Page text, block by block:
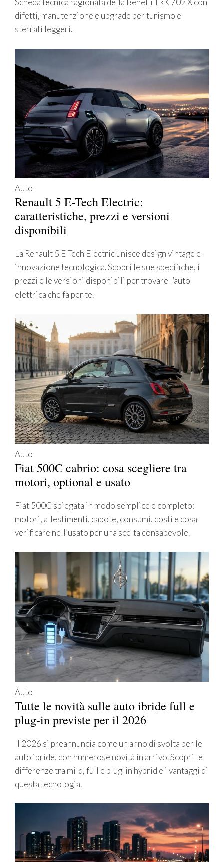
difetti, manutenzione e upgrade per turismo e
sterrati leggeri.
Auto
Renault 5 E-Tech Electric:
caratteristiche, prezzi e versioni
disponibili
La Renault 5 E-Tech Electric unisce design vintage e
innovazione tecnologica. Scopri le sue specifiche, i
prezzi e le versioni disponibili per trovare l’auto
elettrica che fa per te.
Auto
Fiat 500C cabrio: cosa scegliere tra
motori, optional e usato
Fiat 500C spiegata in modo semplice e completo:
motori, allestimenti, capote, consumi, costi e cosa
verificare nell’usato per una scelta consapevole.
Auto
Tutte le novità sulle auto ibride full e
plug-in previste per il 2026
Il 2026 si preannuncia come un anno di svolta per le
auto ibride, con numerose novità in arrivo. Scopri le
differenze tra mild, full e plug-in hybrid e i vantaggi di
questa tecnologia.